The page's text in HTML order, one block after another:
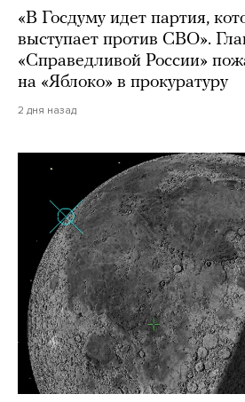
«В Госдуму идет партия,
выступает против СВО».
«Справедливой России»
на «Яблоко» в прокуратуру
2 дня назад